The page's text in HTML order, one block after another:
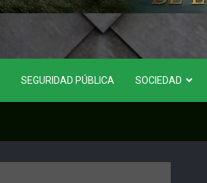
SEGURIDAD PÚBLICA SOCIEDAD